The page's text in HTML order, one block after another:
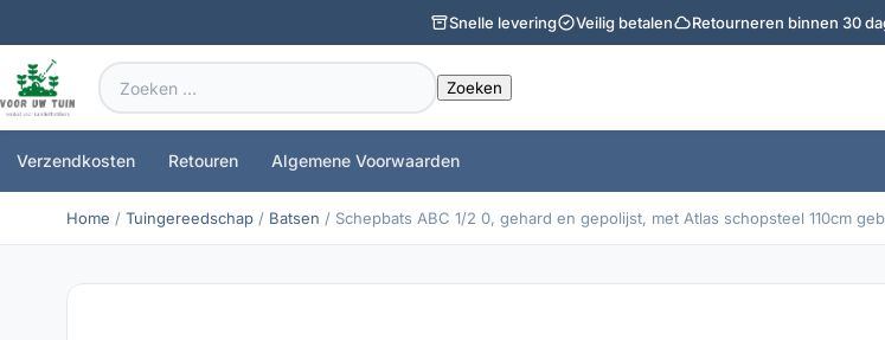
Snelle levering Veilig betalen Retourneren binnen 30
Zoeken
naar:
Verzendkosten Retouren Algemene Voorwaarden
Home / Tuingereedschap / Batsen / Schepbats ABC 1/2 0, gehard en gepolijst, met Atlas schopsteel 110cm